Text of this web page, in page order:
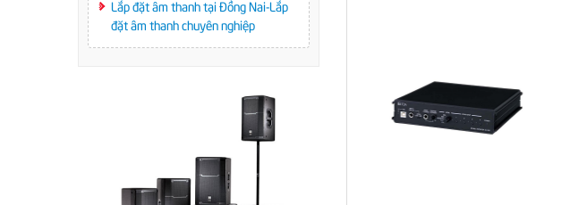
Lắp đặt âm thanh tại Đồng Nai-Lắp
đặt âm thanh chuyên nghiệp